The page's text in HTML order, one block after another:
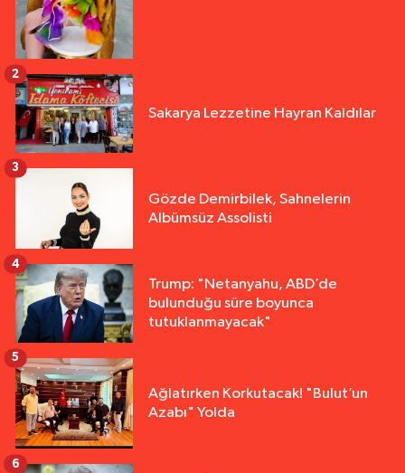
Sakarya Lezzetine Hayran Kaldılar
2
Gözde Demirbilek, Sahnelerin
Albümsüz Assolisti
3
Trump: "Netanyahu, ABD’de
bulunduğu süre boyunca
tutuklanmayacak"
4
Ağlatırken Korkutacak! "Bulut’un
Azabı" Yolda
5
6